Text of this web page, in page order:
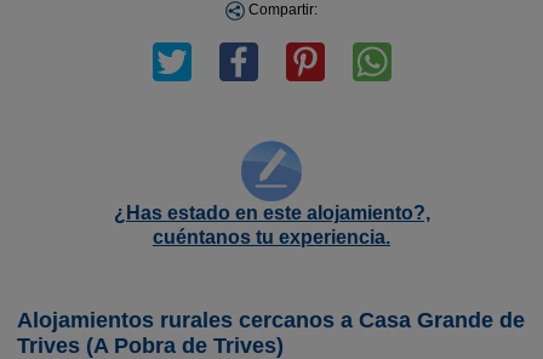
Compartir:
¿Has estado en este alojamiento?,
cuéntanos tu experiencia.
Alojamientos rurales cercanos a Casa Grande de
Trives (A Pobra de Trives)